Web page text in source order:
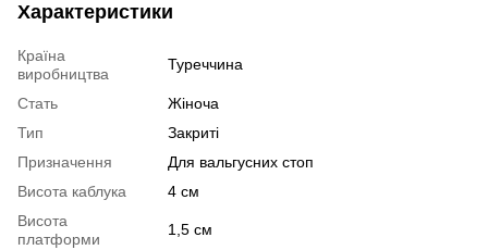
Характеристики
Країна
виробництва
Туреччина
Стать
Жіноча
Тип
Закриті
Призначення
Для вальгусних стоп
Висота каблука
4 см
Висота
платформи
1,5 см